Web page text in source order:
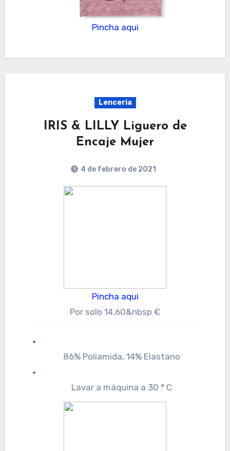
Pincha aqui
Lenceria
IRIS & LILLY Liguero de
Encaje Mujer
4 de febrero de 2021
Pincha aqui
Por solo 14,60&nbsp €
86% Poliamida, 14% Elastano
Lavar a máquina a 30 ° C